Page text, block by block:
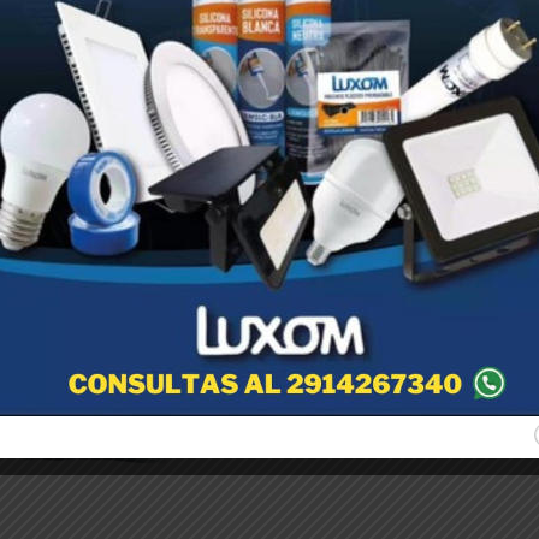
en áreas donde la localización de los insectos resulta compleja.
no produce irritación. Por tratarse de un piretroide estable,
fundamentalmente de las condiciones de intemperie y
de insectos voladores y rastreros.